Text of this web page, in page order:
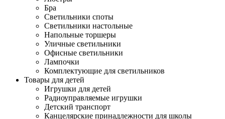
Бра
Светильники споты
Светильники настольные
Напольные торшеры
Уличные светильники
Офисные светильники
Лампочки
Комплектующие для светильников
Товары для детей
Игрушки для детей
Радиоуправляемые игрушки
Детский транспорт
Канцелярские принадлежности для школы